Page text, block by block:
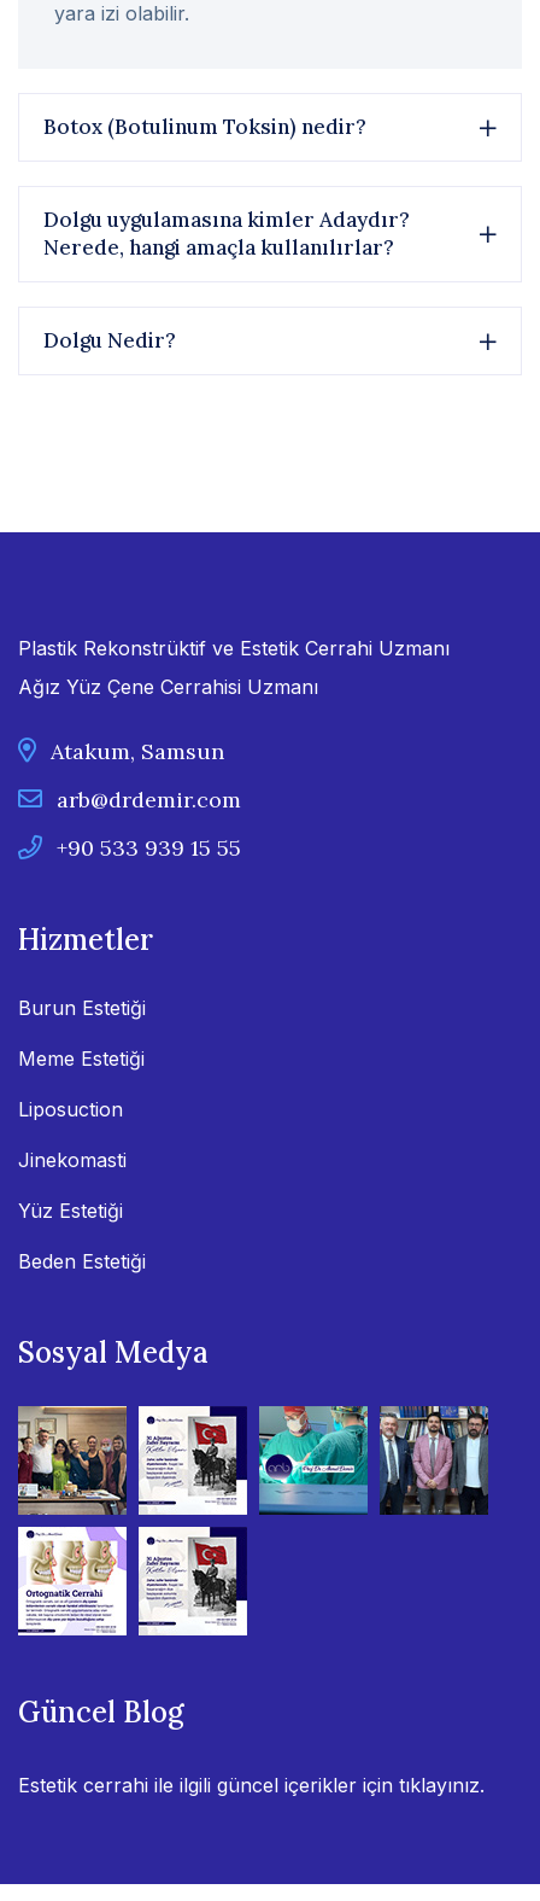
yara izi olabilir.
Botox (Botulinum Toksin) nedir?
Dolgu uygulamasına kimler Adaydır?
Nerede, hangi amaçla kullanılırlar?
Dolgu Nedir?
Plastik Rekonstrüktif ve Estetik Cerrahi Uzmanı
Ağız Yüz Çene Cerrahisi Uzmanı
Atakum, Samsun
arb@drdemir.com
+90 533 939 15 55
Hizmetler
Burun Estetiği
Meme Estetiği
Liposuction
Jinekomasti
Yüz Estetiği
Beden Estetiği
Sosyal Medya
Güncel Blog
Estetik cerrahi ile ilgili güncel içerikler için tıklayınız.